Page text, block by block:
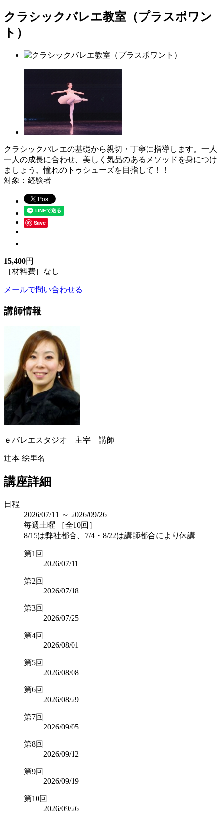
クラシックバレエ教室（プラスポワン
ト）
クラシックバレエの基礎から親切・丁寧に指導します。一人
一人の成長に合わせ、美しく気品のあるメソッドを身につけ
ましょう。憧れのトゥシューズを目指して！！
対象：経験者
Save
15,400円
［材料費］なし
メールで問い合わせる
講師情報
ｅバレエスタジオ 主宰 講師
辻本 絵里名
講座詳細
日程
2026/07/11 ～ 2026/09/26
毎週土曜 ［全10回］
8/15は弊社都合、7/4・8/22は講師都合により休講
第1回
2026/07/11
第2回
2026/07/18
第3回
2026/07/25
第4回
2026/08/01
第5回
2026/08/08
第6回
2026/08/29
第7回
2026/09/05
第8回
2026/09/12
第9回
2026/09/19
第10回
2026/09/26